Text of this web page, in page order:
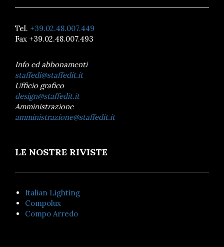
Tel. +39.02.48.007.449
Fax +39.02.48.007.493
Info ed abbonamenti
staffedi@staffedit.it
Ufficio grafico
design@staffedit.it
Amministrazione
amministrazione@staffedit.it
LE NOSTRE RIVISTE
Italian Lighting
Compolux
Compo Arredo